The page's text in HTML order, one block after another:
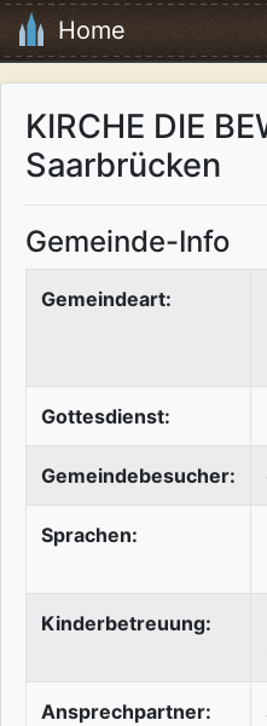
Home
KIRCHE DIE
Saarbrücken
Gemeinde-Info
Gemeindeart:
Gottesdienst:
Gemeindebesucher:
Sprachen:
Kinderbetreuung:
Ansprechpartner: